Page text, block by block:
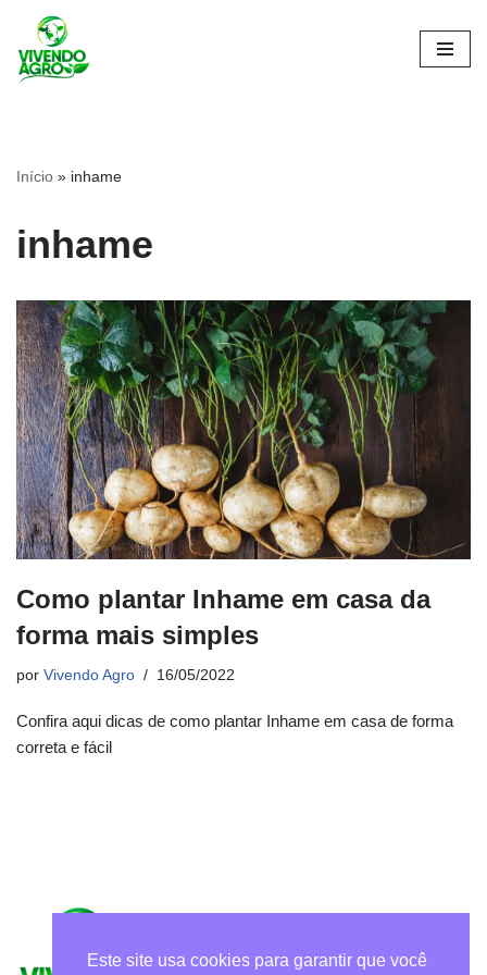
Pular
para
Início » inhame
inhame
Como plantar Inhame em casa da
forma mais simples
por Vivendo Agro 16/05/2022
Confira aqui dicas de como plantar Inhame em casa de forma
correta e fácil
Este site usa cookies para garantir que você